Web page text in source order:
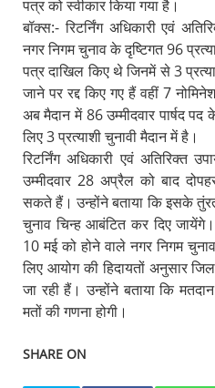
पत्र को स्वीकार किया गया है।
बॉक्स:- रिटर्निंग अधिकारी एवं
नगर निगम चुनाव के दृष्टिगत 96
पत्र दाखिल किए थे जिनमें से 3
जाने पर रद्द किए गए हैं वहीं 7
अब मैदान में 86 उम्मीदवार पार्षद
लिए 3 प्रत्याशी चुनावी मैदान में है।
रिटर्निंग अधिकारी एवं अतिरिक्त
उम्मीदवार 28 अप्रैल को बाद
सकते हैं। उन्होंने बताया कि इसके
चुनाव चिन्ह आबंटित कर दिए
10 मई को होने वाले नगर निगम
लिए आयोग की हिदायतों अनुसार
जा रही हैं। उन्होंने बताया कि
मतों की गणना होगी।
SHARE ON